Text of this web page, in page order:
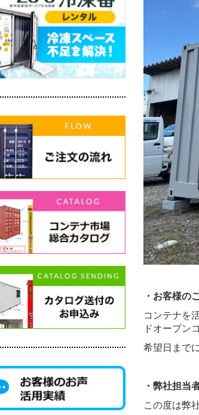
・お客様の
コンテナを
ドオープン
希望日まで
・弊社担当
この度は弊